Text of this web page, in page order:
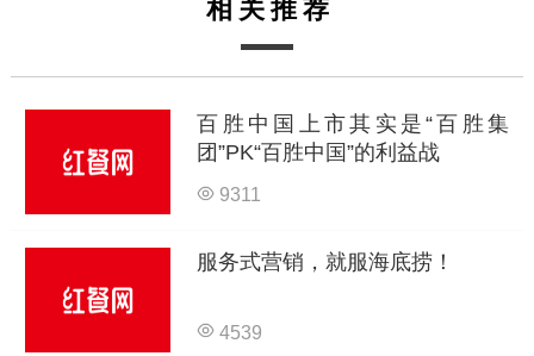
相关推荐
百胜中国上市其实是“百胜集
团”PK“百胜中国”的利益战
9311
服务式营销，就服海底捞！
4539